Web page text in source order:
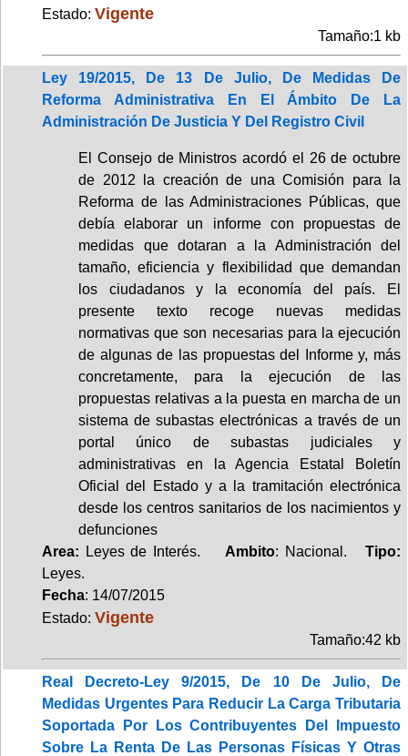
Estado: Vigente
Tamaño:1 kb
Ley 19/2015, De 13 De Julio, De Medidas De
Reforma Administrativa En El Ámbito De La
Administración De Justicia Y Del Registro Civil
El Consejo de Ministros acordó el 26 de octubre
de 2012 la creación de una Comisión para la
Reforma de las Administraciones Públicas, que
debía elaborar un informe con propuestas de
medidas que dotaran a la Administración del
tamaño, eficiencia y flexibilidad que demandan
los ciudadanos y la economía del país. El
presente texto recoge nuevas medidas
normativas que son necesarias para la ejecución
de algunas de las propuestas del Informe y, más
concretamente, para la ejecución de las
propuestas relativas a la puesta en marcha de un
sistema de subastas electrónicas a través de un
portal único de subastas judiciales y
administrativas en la Agencia Estatal Boletín
Oficial del Estado y a la tramitación electrónica
desde los centros sanitarios de los nacimientos y
defunciones
Area: Leyes de Interés. Ambito: Nacional.Tipo:
Leyes.
Fecha: 14/07/2015
Estado: Vigente
Tamaño:42 kb
Real Decreto-Ley 9/2015, De 10 De Julio, De
Medidas Urgentes Para Reducir La Carga Tributaria
Soportada Por Los Contribuyentes Del Impuesto
Sobre La Renta De Las Personas Físicas Y Otras